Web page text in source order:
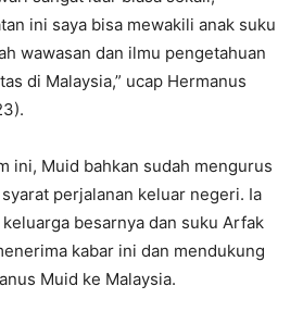
ini saya bisa mewakili anak suku
wawasan dan ilmu pengetahuan
di Malaysia,” ucap Hermanus
ini, Muid bahkan sudah mengurus
perjalanan keluar negeri. Ia
besarnya dan suku Arfak
kabar ini dan mendukung
Muid ke Malaysia.